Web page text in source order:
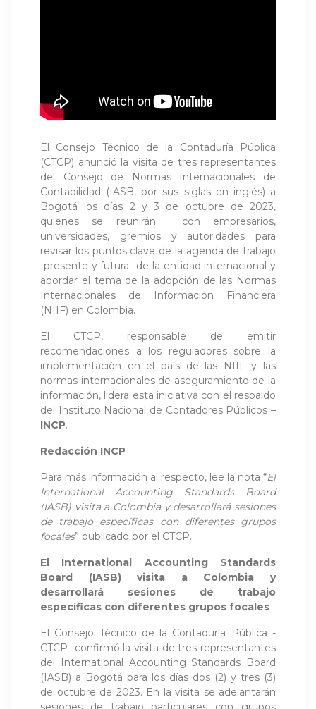
El Consejo Técnico de la Contaduría Pública
(CTCP) anunció la visita de tres representantes
del Consejo de Normas Internacionales de
Contabilidad (IASB, por sus siglas en inglés) a
Bogotá los días 2 y 3 de octubre de 2023,
quienes se reunirán con empresarios,
universidades, gremios y autoridades para
revisar los puntos clave de la agenda de trabajo
-presente y futura- de la entidad internacional y
abordar el tema de la adopción de las Normas
Internacionales de Información Financiera
(NIIF) en Colombia.
El CTCP, responsable de emitir
recomendaciones a los reguladores sobre la
implementación en el país de las NIIF y las
normas internacionales de aseguramiento de la
información, lidera esta iniciativa con el respaldo
del Instituto Nacional de Contadores Públicos –
INCP.
Redacción INCP
Para más información al respecto, lee la nota “El
International Accounting Standards Board
(IASB) visita a Colombia y desarrollará sesiones
de trabajo específicas con diferentes grupos
focales” publicado por el CTCP.
El International Accounting Standards
Board (IASB) visita a Colombia y
desarrollará sesiones de trabajo
específicas con diferentes grupos focales
El Consejo Técnico de la Contaduría Pública -
CTCP- confirmó la visita de tres representantes
del International Accounting Standards Board
(IASB) a Bogotá para los días dos (2) y tres (3)
de octubre de 2023. En la visita se adelantarán